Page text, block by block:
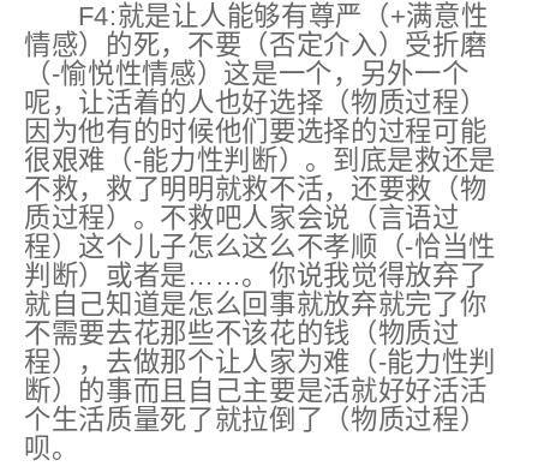
F4:就是让人能够有尊严 （+满意性
情感） 的死， 不要 （否定介入） 受折磨
（-愉悦性情感） 这是一个，另外一个
呢，让活着的人也好选择（物质过程）
因为他有的时候他们要选择的过程可能
很艰难 （-能力性判断） 。到底是救还是
不救，救了明明就救不活，还要救（物
质过程）。不救吧人家会说（言语过
程）这个儿子怎么这么不孝顺 （-恰当性
判断） 或者是……。你说我觉得放弃了
就自己知道是怎么回事就放弃就完了你
不需要去花那些不该花的钱（物质过
程），去做那个让人家为难 （-能力性判
断） 的事而且自己主要是活就好好活活
个生活质量死了就拉倒了（物质过程）
呗。